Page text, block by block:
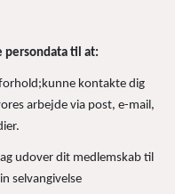
persondata til at:
kontakte dig
arbejde via post, e-mail,
udover dit medlemskab til
selvangivelse